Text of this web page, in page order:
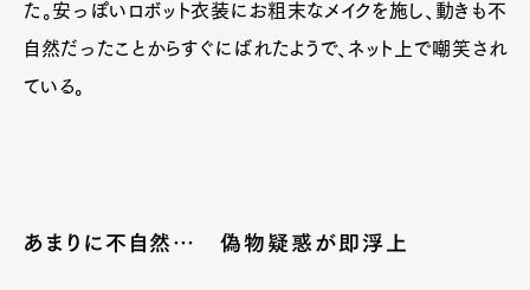
た。安っぽいロボット衣装にお粗末なメイクを施し、動きも不
自然だったことからすぐにばれたようで、ネット上で嘲笑され
ている。
あまりに不自然… 偽物疑惑が即浮上